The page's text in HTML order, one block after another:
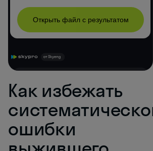
Как избежать
ошибки